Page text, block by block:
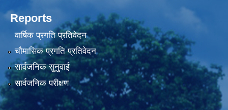
Reports
वार्षिक प्रगति प्रतिवेदन
चौमासिक प्रगति प्रतिवेदन
सार्वजनिक सुनुवाई
सार्वजनिक परीक्षण